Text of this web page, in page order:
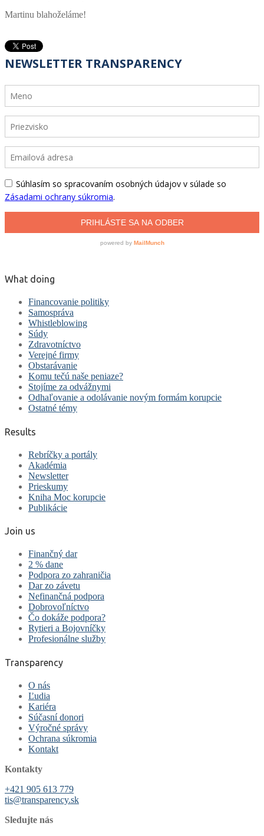
Martinu blahoželáme!
What doing
Financovanie politiky
Samospráva
Whistleblowing
Súdy
Zdravotníctvo
Verejné firmy
Obstarávanie
Komu tečú naše peniaze?
Stojíme za odvážnymi
Odhaľovanie a odolávanie novým formám korupcie
Ostatné témy
Results
Rebríčky a portály
Akadémia
Newsletter
Prieskumy
Kniha Moc korupcie
Publikácie
Join us
Finančný dar
2 % dane
Podpora zo zahraničia
Dar zo závetu
Nefinančná podpora
Dobrovoľníctvo
Čo dokáže podpora?
Rytieri a Bojovníčky
Profesionálne služby
Transparency
O nás
Ľudia
Kariéra
Súčasní donori
Výročné správy
Ochrana súkromia
Kontakt
Kontakty
+421 905 613 779
tis@transparency.sk
Sledujte nás